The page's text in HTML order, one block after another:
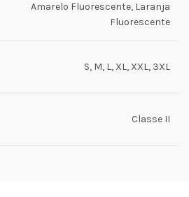
Amarelo Fluorescente, Laranja
Fluorescente
S, M, L, XL, XXL, 3XL
Classe II